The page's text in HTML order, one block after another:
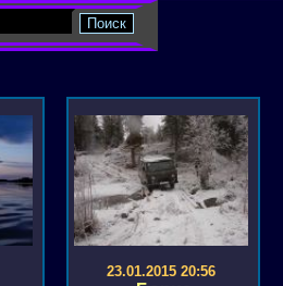
23.01.2015 20:56